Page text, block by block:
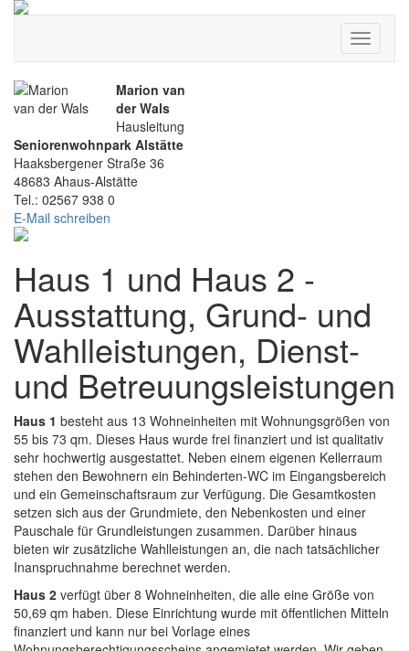
Toggle
Marion van
der Wals
Hausleitung
Seniorenwohnpark Alstätte
Haaksbergener Straße 36
48683 Ahaus-Alstätte
Tel.: 02567 938 0
E-Mail schreiben
Haus 1 und Haus 2 -
Ausstattung, Grund- und
Wahlleistungen, Dienst-
und Betreuungsleistungen
Haus 1 besteht aus 13 Wohneinheiten mit Wohnungsgrößen von
55 bis 73 qm. Dieses Haus wurde frei finanziert und ist qualitativ
sehr hochwertig ausgestattet. Neben einem eigenen Kellerraum
stehen den Bewohnern ein Behinderten-WC im Eingangsbereich
und ein Gemeinschaftsraum zur Verfügung. Die Gesamtkosten
setzen sich aus der Grundmiete, den Nebenkosten und einer
Pauschale für Grundleistungen zusammen. Darüber hinaus
bieten wir zusätzliche Wahlleistungen an, die nach tatsächlicher
Inanspruchnahme berechnet werden.
Haus 2 verfügt über 8 Wohneinheiten, die alle eine Größe von
50,69 qm haben. Diese Einrichtung wurde mit öffentlichen Mitteln
finanziert und kann nur bei Vorlage eines